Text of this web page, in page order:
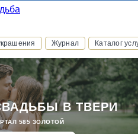
Журнал Каталог
ПРИВИЛЕГИЙ
В ТВЕРИ
585 ЗОЛОТОЙ